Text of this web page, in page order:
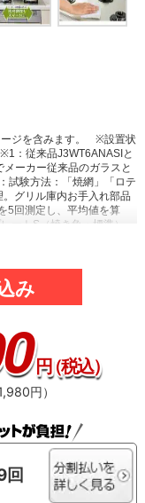
ジを含みます。
※設置状
※1：従来品J3WT6ANASIと
ーカー従来品のガラスと
試験方法：「焼網」「ロテ
グリル庫内お手入れ部品
5回測定し、平均値を算
ートS（焼き魚・標準）。
部出力1400MJ/年・世
版ガスコンロ・年間の目
て算出（LPガス料金はい
年5月時点。従来品
み
円（税込）
円）
回